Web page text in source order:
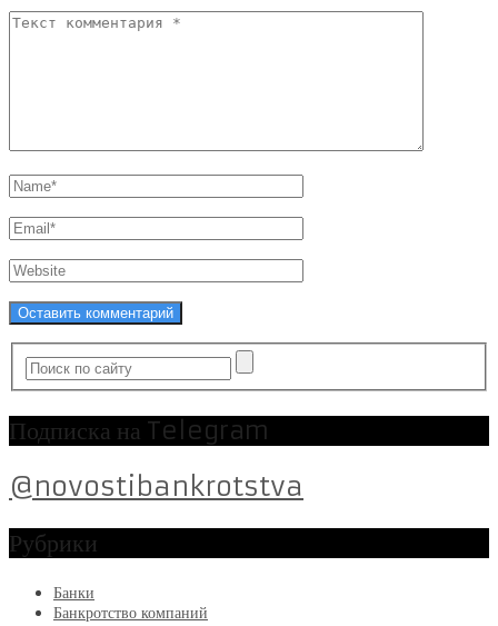
Подписка на Telegram
@novostibankrotstva
Рубрики
Банки
Банкротство компаний